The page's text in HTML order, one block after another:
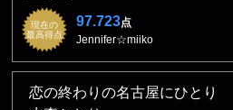
現在の
最高得点
97.723点
Jennifer☆miiko
恋の終わりの名古屋にひとり